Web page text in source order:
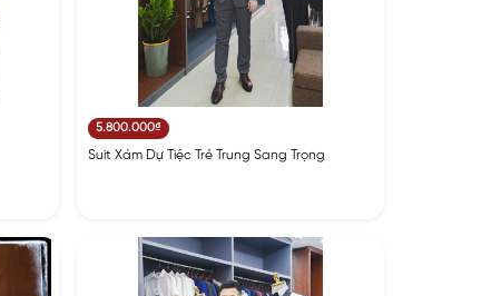
5.800.000₫
Suit Xám Dự Tiệc Trẻ Trung Sang Trọng